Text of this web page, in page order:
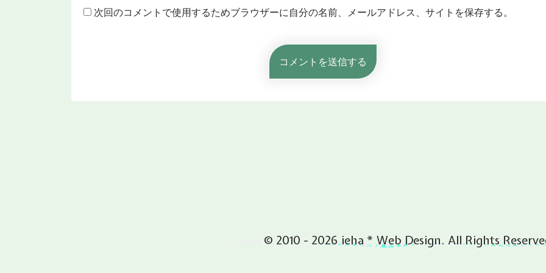
次回のコメントで使用するためブラウザーに自分の名前、メールアドレス、サイトを保存する。
© 2010 - 2026 ieha * Web Design. All Rights